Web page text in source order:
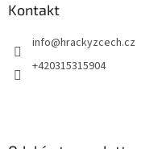
Kontakt
info@hrackyzcech.cz
+420315315904